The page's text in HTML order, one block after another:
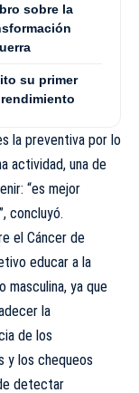
sobre la
su primer
la preventiva por lo
actividad, una de
“es mejor
concluyó.
el Cáncer de
educar a la
masculina, ya que
la
de los
y los chequeos
detectar